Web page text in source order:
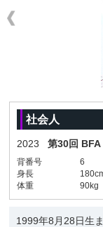
社会人
2023 第30回
背番号 6
身長
体重
90kg
1999年8月28日生